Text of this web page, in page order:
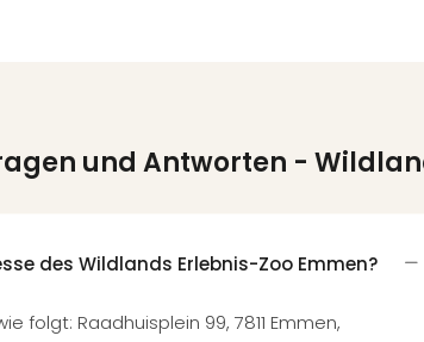
und Antworten -
des Wildlands Erlebnis-Zoo Emmen?
folgt: Raadhuisplein 99, 7811 Emmen,